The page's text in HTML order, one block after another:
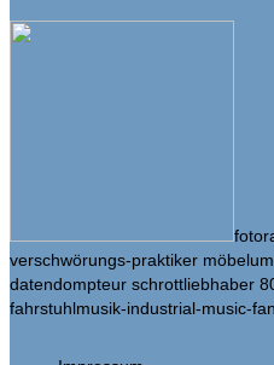
verschwörungs-praktiker
datendompteur schrottliebhaber
fahrstuhlmusik-industrial-music-fan